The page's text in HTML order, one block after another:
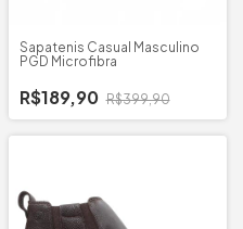
Sapatenis Casual Masculino
PGD Microfibra
R$189,90 R$399,90